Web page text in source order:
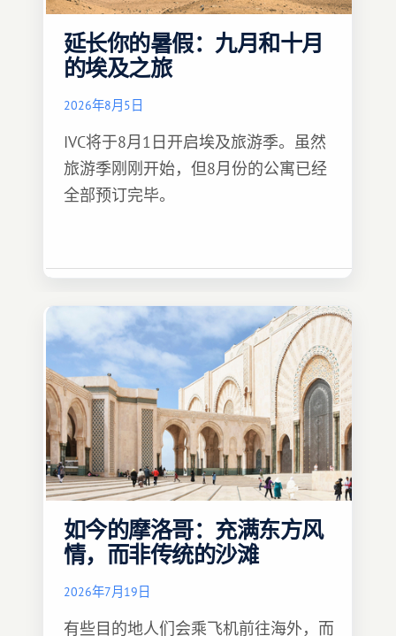
延长你的暑假：九月和十月
的埃及之旅
2026年8月5日
IVC将于8月1日开启埃及旅游季。虽然
旅游季刚刚开始，但8月份的公寓已经
全部预订完毕。
如今的摩洛哥：充满东方风
情，而非传统的沙滩
2026年7月19日
有些目的地人们会乘飞机前往海外，而